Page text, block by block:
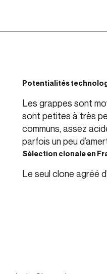
Potentialités
Les grappes sont
sont petites à très
communs, assez
parfois un peu
Sélection clonale en
Le seul clone agréé